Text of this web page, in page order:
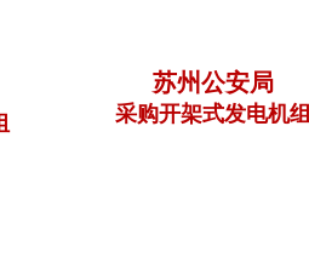
苏州公安局
采购开架式发电机